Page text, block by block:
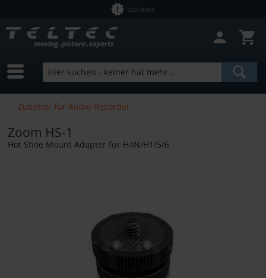
B2B SHOP
Zubehör für Audio Recorder
Zoom HS-1
Hot Shoe Mount Adapter für H4N/H1/5/6